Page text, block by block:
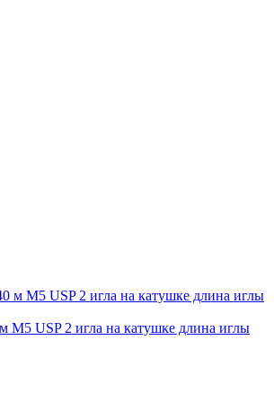
М5 USP 2 игла на катушке длина иглы